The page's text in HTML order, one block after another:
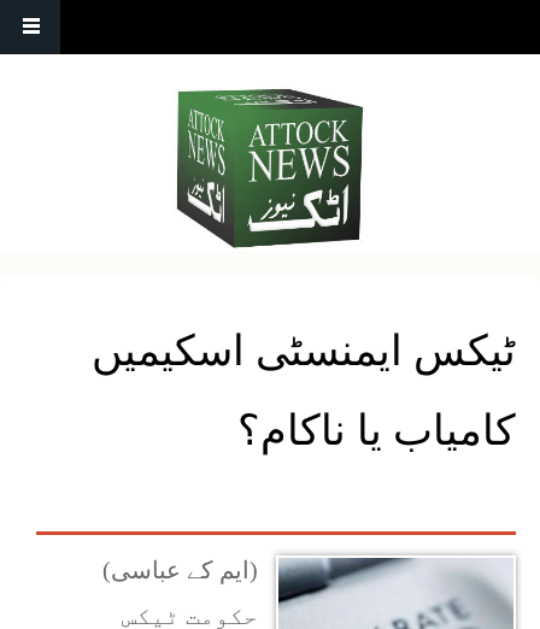
ٹیکس ایمنسٹی اسکیمیں
کامیاب یا ناکام؟
(ایم کے عباسی)
حکومت ٹیکس